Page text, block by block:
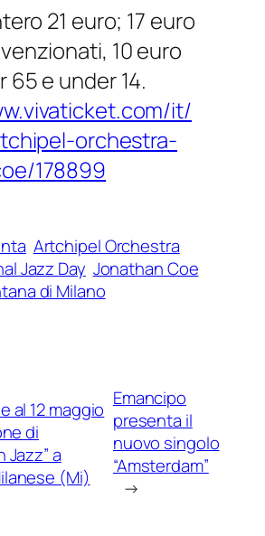
21 euro; 17 euro
10 euro
e under 14.
it/
orchestra-
178899
Artchipel Orchestra
Jazz Day Jonathan Coe
di Milano
al 12 maggio
di
Jazz” a
(Mi)
Emancipo
presenta il
nuovo singolo
“Amsterdam”
→